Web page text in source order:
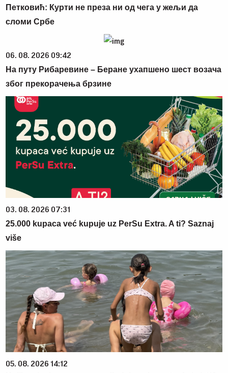
Петковић: Курти не преза ни од чега у жељи да
сломи Србе
06. 08. 2026 09:42
На путу Рибаревине – Беране ухапшено шест возача
због прекорачења брзине
03. 08. 2026 07:31
25.000 kupaca već kupuje uz PerSu Extra. A ti? Saznaj
više
05. 08. 2026 14:12